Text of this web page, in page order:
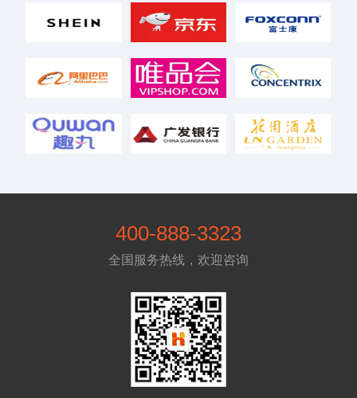
400-888-3323
全国服务热线，欢迎咨询